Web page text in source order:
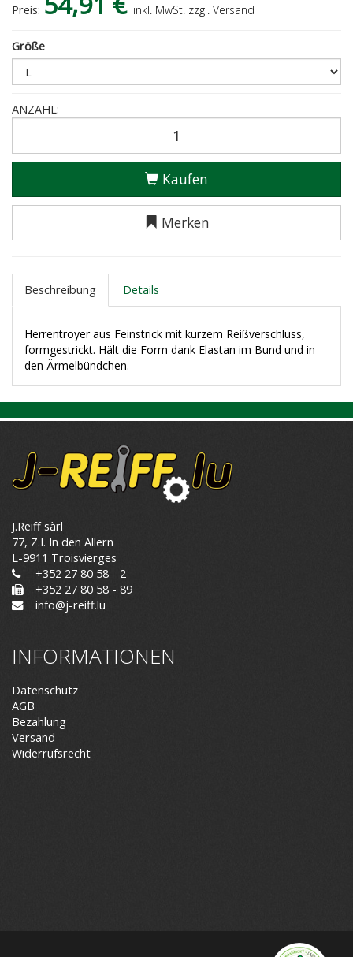
Preis: inkl. MwSt. zzgl. Versand
Größe
ANZAHL:
Kaufen
Merken
Beschreibung Details
Herrentroyer aus Feinstrick mit kurzem Reißverschluss,
formgestrickt. Hält die Form dank Elastan im Bund und in
den Ärmelbündchen.
J.Reiff sàrl
77, Z.I. In den Allern
L-9911 Troisvierges
+352 27 80 58 - 2
+352 27 80 58 - 89
info@j-reiff.lu
INFORMATIONEN
Datenschutz
AGB
Bezahlung
Versand
Widerrufsrecht